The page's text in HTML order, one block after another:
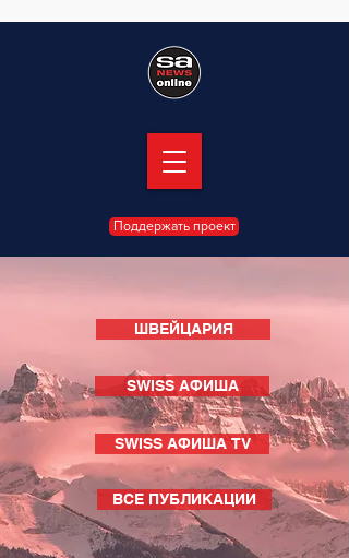
Поддержать проект
ШВЕЙЦАРИЯ
SWISS АФИША
SWISS АФИША TV
ВСЕ ПУБЛИКАЦИИ